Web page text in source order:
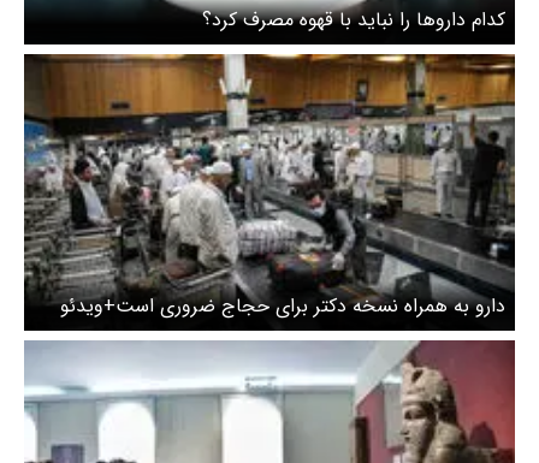
کدام داروها را نباید با قهوه مصرف کرد؟
دارو به همراه نسخه دکتر برای حجاج ضروری است+ویدئو